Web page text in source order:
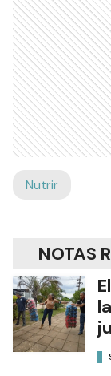
Nutrir
NOTAS